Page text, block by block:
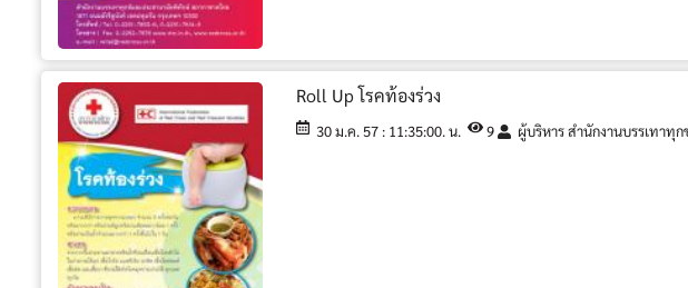
Roll Up โรคท้องร่วง
30 ม.ค. 57 : 11:35:00. น. 9 ผู้บริหาร สำนักงานบรรเทาทุก